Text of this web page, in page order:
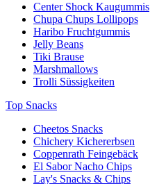
Center Shock Kaugummis
Chupa Chups Lollipops
Haribo Fruchtgummis
Jelly Beans
Tiki Brause
Marshmallows
Trolli Süssigkeiten
Top Snacks
Cheetos Snacks
Chichery Kichererbsen
Coppenrath Feingebäck
El Sabor Nacho Chips
Lay's Snacks & Chips